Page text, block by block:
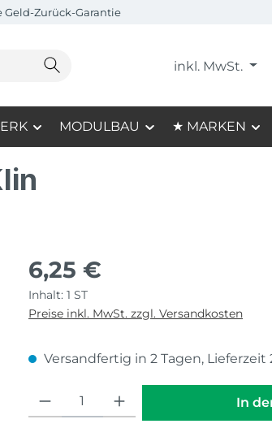
Geld-Zurück-Garantie
inkl. MwSt.
MODULBAU ★ MARKEN
6,25 €
Inhalt: 1 ST
Preise inkl. MwSt. zzgl. Versandkosten
Versandfertig in 2 Tagen, Lieferzeit
Produkt Anzahl: Gib den gewünschten
In